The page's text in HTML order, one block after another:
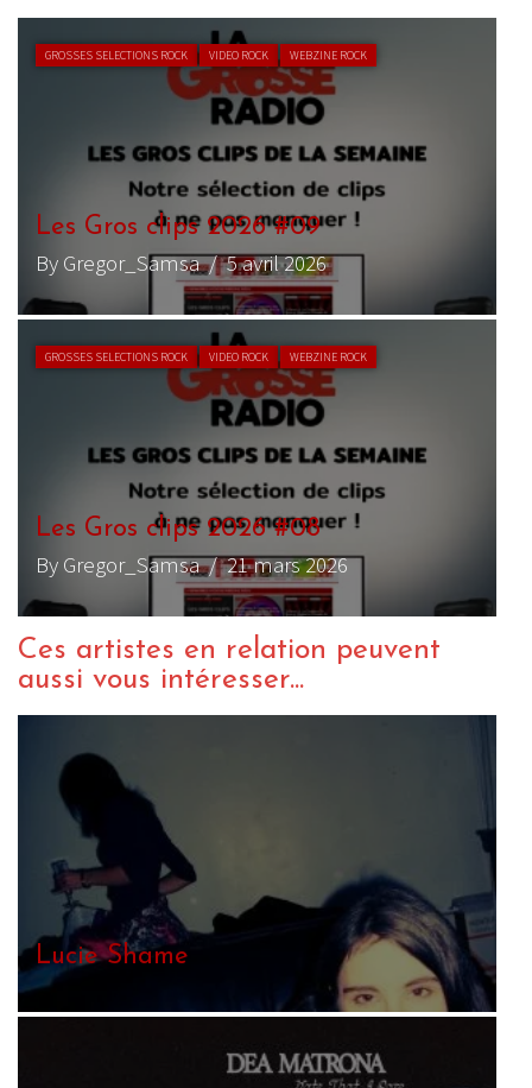
GROSSES SELECTIONS ROCK VIDEO ROCK WEBZINE ROCK
Les Gros clips 2026 #09
By Gregor_Samsa/ 5 avril 2026
GROSSES SELECTIONS ROCK VIDEO ROCK WEBZINE ROCK
Les Gros clips 2026 #08
By Gregor_Samsa/ 21 mars 2026
Ces artistes en relation peuvent
aussi vous intéresser...
Lucie Shame